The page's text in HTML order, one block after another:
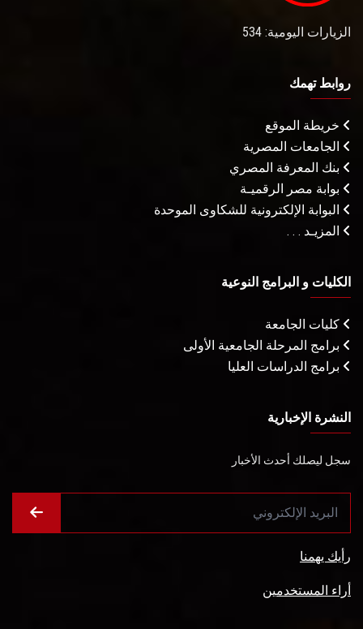
الزيارات اليومية: 534
روابط تهمك
خريطة الموقع
الجامعات المصرية
بنك المعرفة المصري
بوابة مصر الرقميـة
البوابة الإلكترونية للشكاوى الموحدة
المزيـد . . .
الكليات و البرامج النوعية
كليات الجامعة
برامج المرحلة الجامعية الأولى
برامج الدراسات العليا
النشرة الإخبارية
سجل ليصلك أحدث الأخبار
رأيك يهمنا
أراء المستخدمين